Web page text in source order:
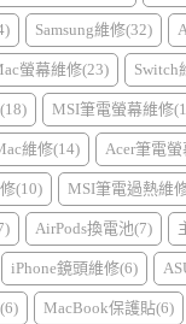
Samsung維修(32)
螢幕維修(23) Switch
MSI筆電螢幕維修
維修(14) Acer筆電
(10) MSI筆電過熱維
AirPods換電池(7)
iPhone鏡頭維修(6)
MacBook保護貼(6)